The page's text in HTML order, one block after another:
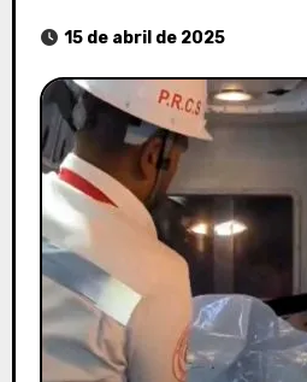
15 de abril de 2025